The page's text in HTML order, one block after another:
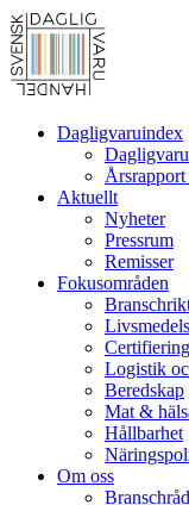
Dagligvaruindex
Aktuellt
Nyheter
Pressrum
Remisser
Fokusområden
Certifiering
Logistik
Beredskap
Mat &
Hållbarhet
Om oss